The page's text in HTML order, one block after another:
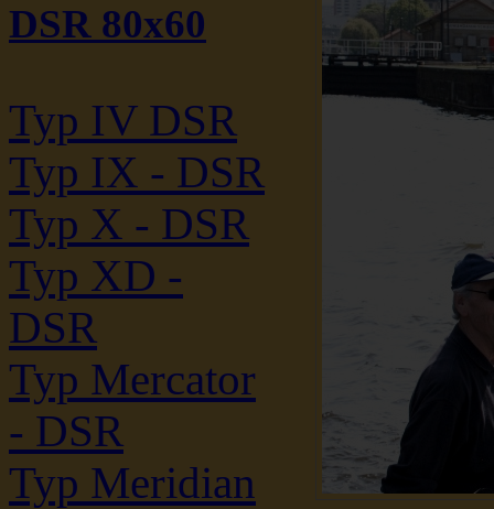
DSR 80x60
Typ IV DSR
Typ IX - DSR
Typ X - DSR
Typ XD -
DSR
Typ Mercator
- DSR
Typ Meridian